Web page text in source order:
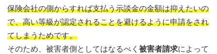
保険会社の側からすれば支払う示談金の金額は抑えたいの
で、高い等級が認定されることを避けるように申請をされ
てしまうためです。
そのため、被害者側としてはなるべく 被害者請求によって